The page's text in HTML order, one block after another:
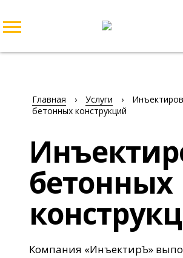
Главная › Услуги ›
бетонных конструкций
бетонных
Компания «ИнъектирЪ»